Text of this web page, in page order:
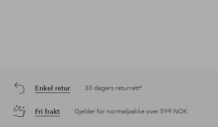
Enkel retur 30 dagers returrett*
Fri frakt Gjelder for normalpakke over 599 NOK